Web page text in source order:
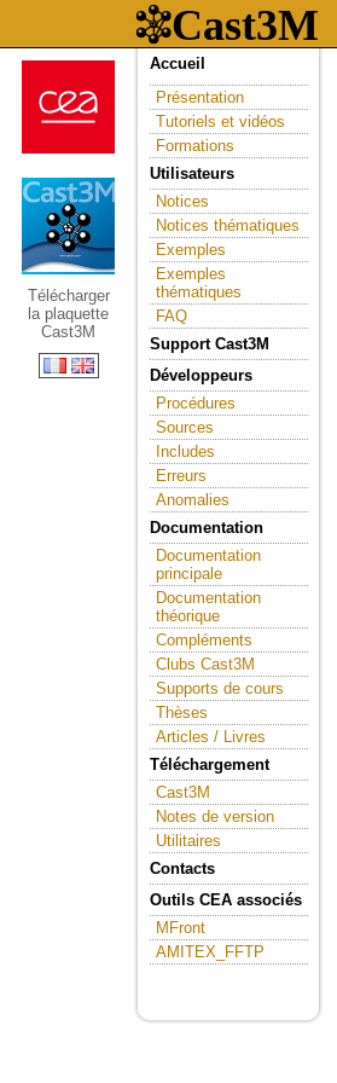
Télécharger
la plaquette
Cast3M
Accueil
Présentation
Tutoriels et vidéos
Formations
Utilisateurs
Notices
Notices thématiques
Exemples
Exemples
thématiques
FAQ
Support Cast3M
Développeurs
Procédures
Sources
Includes
Erreurs
Anomalies
Documentation
Documentation
principale
Documentation
théorique
Compléments
Clubs Cast3M
Supports de cours
Thèses
Articles / Livres
Téléchargement
Cast3M
Notes de version
Utilitaires
Contacts
Outils CEA associés
MFront
AMITEX_FFTP